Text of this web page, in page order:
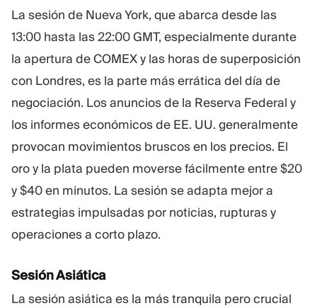
La sesión de Nueva York, que abarca desde las
13:00 hasta las 22:00 GMT, especialmente durante
la apertura de COMEX y las horas de superposición
con Londres, es la parte más errática del día de
negociación. Los anuncios de la Reserva Federal y
los informes económicos de EE. UU. generalmente
provocan movimientos bruscos en los precios. El
oro y la plata pueden moverse fácilmente entre $20
y $40 en minutos. La sesión se adapta mejor a
estrategias impulsadas por noticias, rupturas y
operaciones a corto plazo.
Sesión Asiática
La sesión asiática es la más tranquila pero crucial